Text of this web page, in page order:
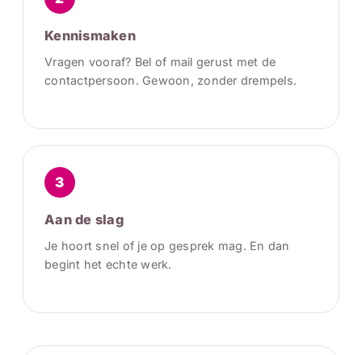
Kennismaken
Vragen vooraf? Bel of mail gerust met de
contactpersoon. Gewoon, zonder drempels.
3
Aan de slag
Je hoort snel of je op gesprek mag. En dan
begint het echte werk.